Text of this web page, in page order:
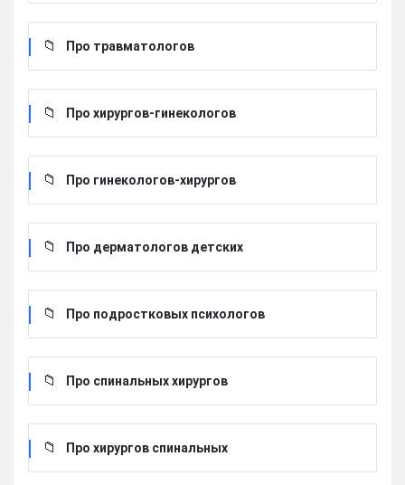
Про травматологов
Про хирургов-гинекологов
Про гинекологов-хирургов
Про дерматологов детских
Про подростковых психологов
Про спинальных хирургов
Про хирургов cпинальных